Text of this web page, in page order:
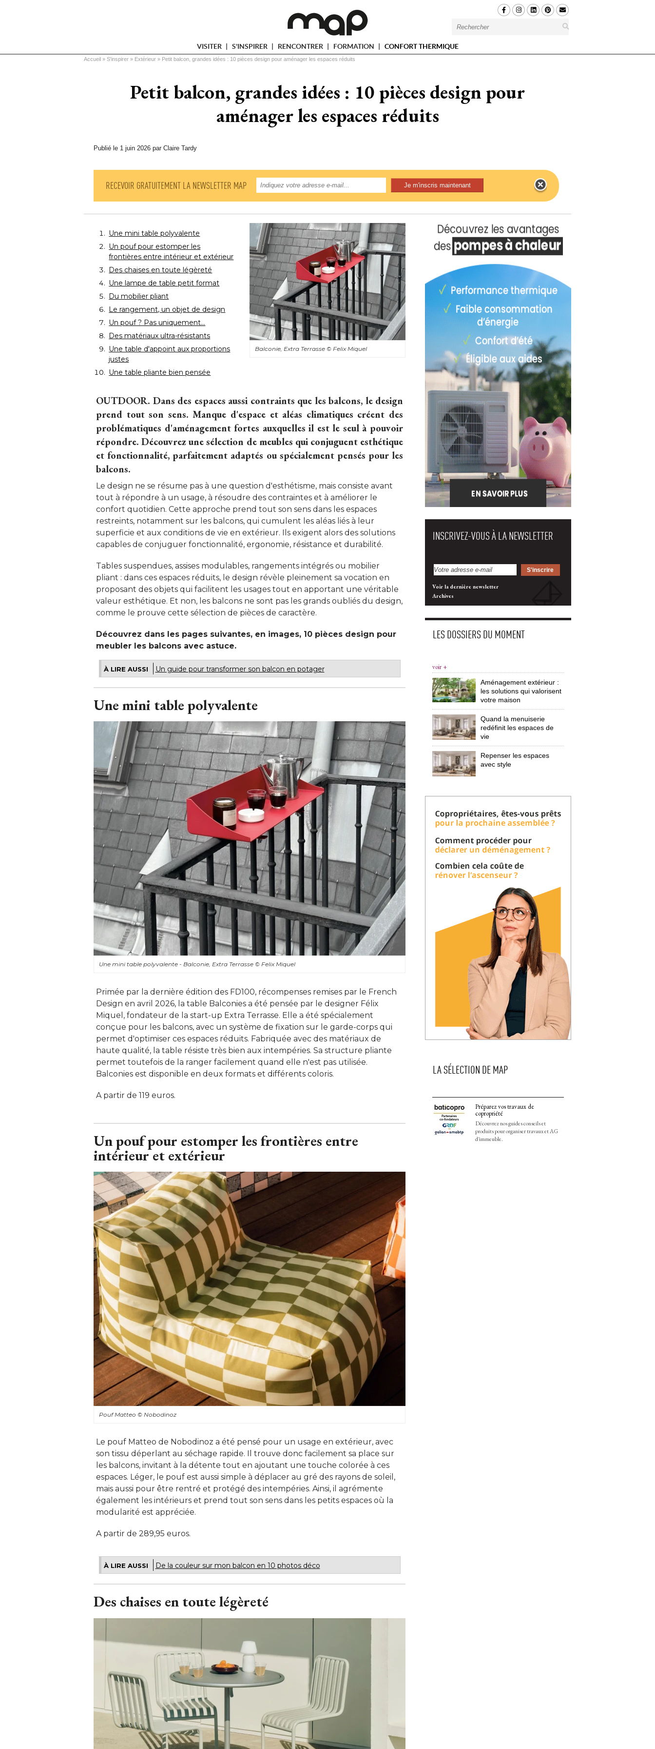
VISITER S'INSPIRER RENCONTRER FORMATION CONFORT THERMIQUE
Vous êtes ici
Accueil » S'inspirer » Extérieur » Petit balcon, grandes idées : 10 pièces design pour aménager les espaces réduits
Petit balcon, grandes idées : 10 pièces design pour
aménager les espaces réduits
Publié le 1 juin 2026 par Claire Tardy
RECEVOIR GRATUITEMENT LA NEWSLETTER MAP
Balconie, Extra Terrasse © Felix Miquel
Une mini table polyvalente
Un pouf pour estomper les
frontières entre intérieur et extérieur
Des chaises en toute légèreté
Une lampe de table petit format
Du mobilier pliant
Le rangement, un objet de design
Un pouf ? Pas uniquement…
Des matériaux ultra-résistants
Une table d'appoint aux proportions
justes
Une table pliante bien pensée
OUTDOOR. Dans des espaces aussi contraints que les balcons, le design
prend tout son sens. Manque d'espace et aléas climatiques créent des
problématiques d'aménagement fortes auxquelles il est le seul à pouvoir
répondre. Découvrez une sélection de meubles qui conjuguent esthétique
et fonctionnalité, parfaitement adaptés ou spécialement pensés pour les
balcons.
Le design ne se résume pas à une question d'esthétisme, mais consiste avant
tout à répondre à un usage, à résoudre des contraintes et à améliorer le
confort quotidien. Cette approche prend tout son sens dans les espaces
restreints, notamment sur les balcons, qui cumulent les aléas liés à leur
superficie et aux conditions de vie en extérieur. Ils exigent alors des solutions
capables de conjuguer fonctionnalité, ergonomie, résistance et durabilité.
Tables suspendues, assises modulables, rangements intégrés ou mobilier
pliant : dans ces espaces réduits, le design révèle pleinement sa vocation en
proposant des objets qui facilitent les usages tout en apportant une véritable
valeur esthétique. Et non, les balcons ne sont pas les grands oubliés du design,
comme le prouve cette sélection de pièces de caractère.
Découvrez dans les pages suivantes, en images, 10 pièces design pour
meubler les balcons avec astuce.
À LIRE AUSSI Un guide pour transformer son balcon en potager
Une mini table polyvalente
Une mini table polyvalente - Balconie, Extra Terrasse© Felix Miquel
Primée par la dernière édition des FD100, récompenses remises par le French
Design en avril 2026, la table Balconies a été pensée par le designer Félix
Miquel, fondateur de la start-up Extra Terrasse. Elle a été spécialement
conçue pour les balcons, avec un système de fixation sur le garde-corps qui
permet d'optimiser ces espaces réduits. Fabriquée avec des matériaux de
haute qualité, la table résiste très bien aux intempéries. Sa structure pliante
permet toutefois de la ranger facilement quand elle n'est pas utilisée.
Balconies est disponible en deux formats et différents coloris.
A partir de 119 euros.
Un pouf pour estomper les frontières entre
intérieur et extérieur
Pouf Matteo© Nobodinoz
Le pouf Matteo de Nobodinoz a été pensé pour un usage en extérieur, avec
son tissu déperlant au séchage rapide. Il trouve donc facilement sa place sur
les balcons, invitant à la détente tout en ajoutant une touche colorée à ces
espaces. Léger, le pouf est aussi simple à déplacer au gré des rayons de soleil,
mais aussi pour être rentré et protégé des intempéries. Ainsi, il agrémente
également les intérieurs et prend tout son sens dans les petits espaces où la
modularité est appréciée.
A partir de 289,95 euros.
À LIRE AUSSI De la couleur sur mon balcon en 10 photos déco
Des chaises en toute légèreté
INSCRIVEZ-VOUS À LA NEWSLETTER
Voir la dernière newsletter
Archives
LES DOSSIERS DU MOMENT
voir +
Aménagement extérieur :
les solutions qui valorisent
votre maison
Quand la menuiserie
redéfinit les espaces de
vie
Repenser les espaces
avec style
LA SÉLECTION DE MAP
Préparez vos travaux de
copropriété
Découvrez nos guides conseils et
produits pour organiser travaux et AG
d'immeuble.